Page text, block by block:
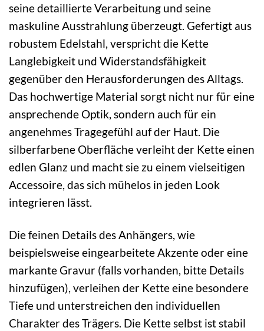
seine detaillierte Verarbeitung und seine
maskuline Ausstrahlung überzeugt. Gefertigt aus
robustem Edelstahl, verspricht die Kette
Langlebigkeit und Widerstandsfähigkeit
gegenüber den Herausforderungen des Alltags.
Das hochwertige Material sorgt nicht nur für eine
ansprechende Optik, sondern auch für ein
angenehmes Tragegefühl auf der Haut. Die
silberfarbene Oberfläche verleiht der Kette einen
edlen Glanz und macht sie zu einem vielseitigen
Accessoire, das sich mühelos in jeden Look
integrieren lässt.
Die feinen Details des Anhängers, wie
beispielsweise eingearbeitete Akzente oder eine
markante Gravur (falls vorhanden, bitte Details
hinzufügen), verleihen der Kette eine besondere
Tiefe und unterstreichen den individuellen
Charakter des Trägers. Die Kette selbst ist stabil